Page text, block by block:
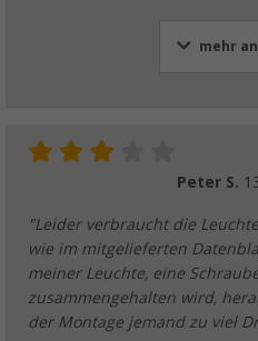
mehr
Peter S.
"Leider verbraucht die
wie im mitgelieferten
meiner Leuchte, eine
zusammengehalten wird,
der Montage jemand zu viel